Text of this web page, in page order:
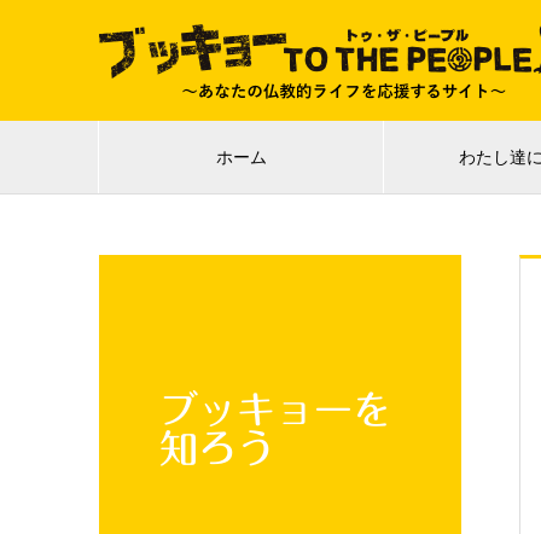
ホーム わたし達
ブッキョーを
知ろう